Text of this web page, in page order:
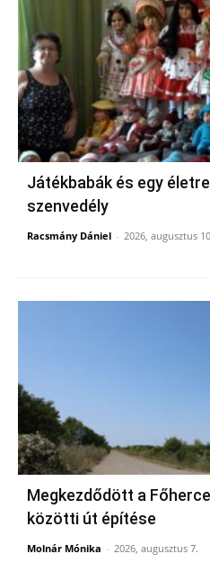
Játékbabák és egy
szenvedély
Racsmány Dániel - 2026, augusztus
Megkezdődött a
közötti út építése
Molnár Mónika - 2026, augusztus 7.